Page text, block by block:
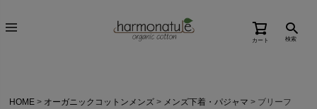
カート 検索
HOME オーガニックコットンメンズ メンズ下着・パジャマ ブリーフ